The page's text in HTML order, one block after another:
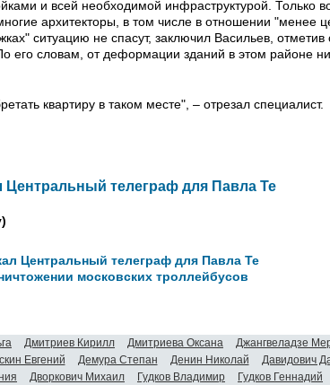
и всей необходимой инфраструктурой. Только
архитекторы, в том числе в отношении "менее
ситуацию не спасут, заключил Васильев, отметив
его словам, от деформации зданий в этом районе
квартиру в таком месте", – отрезал специалист.
Центральный телеграф для Павла Те
Центральный телеграф для Павла Те
московских троллейбусов
Дмитриев Кирилл Дмитриева Оксана Джангвеладзе
Евгений Демура Степан Денин Николай Давидович
Дворкович Михаил Гудков Владимир Гудков Геннадий